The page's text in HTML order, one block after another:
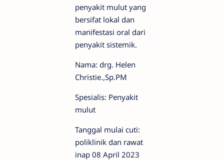
penyakit mulut yang
bersifat lokal dan
manifestasi oral dari
penyakit sistemik.
Nama: drg. Helen
Christie.,Sp.PM
Spesialis: Penyakit
mulut
Tanggal mulai cuti:
poliklinik dan rawat
inap 08 April 2023